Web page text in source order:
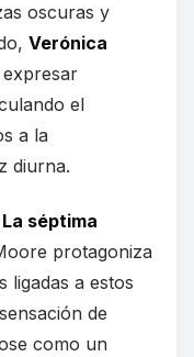
oscuras y
Verónica
el
a la
diurna.
La séptima
protagoniza
ligadas a estos
de
como un